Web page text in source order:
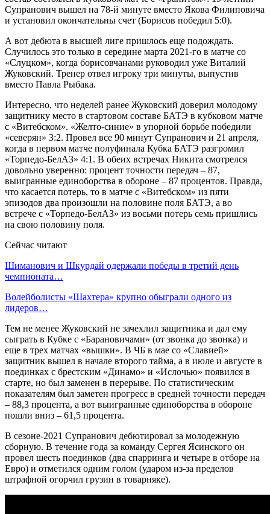
Супранович вышел на 78-й минуте вместо Якова Филиповича
и установил окончательны счет (Борисов победил 5:0).
А вот дебюта в высшей лиге пришлось еще подождать.
Случилось это только в середине марта 2021-го в матче со
«Слуцком», когда борисовчанами руководил уже Виталий
Жуковский. Тренер отвел игроку три минуты, выпустив
вместо Павла Рыбака.
Интересно, что неделей ранее Жуковский доверил молодому
защитнику место в стартовом составе БАТЭ в кубковом матче
с «Витебском». «Желто-синие» в упорной борьбе победили
«северян» 3:2. Провел все 90 минут Супранович и 21 апреля,
когда в первом матче полуфинала Кубка БАТЭ разгромил
«Торпедо-БелАЗ» 4:1. В обеих встречах Никита смотрелся
довольно уверенно: процент точности передач – 87,
выигранные единоборства в обороне – 87 процентов. Правда,
что касается потерь, то в матче с «Витебском» из пяти
эпизодов два произошли на половине поля БАТЭ, а во
встрече с «Торпедо-БелАЗ» из восьми потерь семь пришлись
на свою половину поля.
Сейчас читают
Шиманович и Шкурдай одержали победы в третий день
чемпионата…
Волейболисты «Шахтера» крупно обыграли одного из
лидеров…
Тем не менее Жуковский не зачехлил защитника и дал ему
сыграть в Кубке с «Барановичами» (от звонка до звонка) и
еще в трех матчах «вышки». В ЧБ в мае со «Славией»
защитник вышел в начале второго тайма, а в июле и августе в
поединках с брестским «Динамо» и «Ислочью» появился в
старте, но был заменен в перерыве. По статистическим
показателям был заметен прогресс в средней точности передач
– 88,3 процента, а вот выигранные единоборства в обороне
пошли вниз – 61,5 процента.
В сезоне-2021 Супранович дебютировал за молодежную
сборную. В течение года за команду Сергея Ясинского он
провел шесть поединков (два спарринга и четыре в отборе на
Евро) и отметился одним голом (ударом из-за пределов
штрафной огорчил грузин в товарняке).